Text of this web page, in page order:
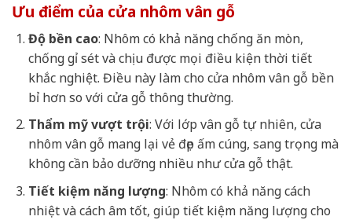
Ưu điểm của cửa nhôm vân gỗ
Độ bền cao: Nhôm có khả năng chống ăn mòn,
chống gỉ sét và chịu được mọi điều kiện thời tiết
khắc nghiệt. Điều này làm cho cửa nhôm vân gỗ bền
bỉ hơn so với cửa gỗ thông thường.
Thẩm mỹ vượt trội: Với lớp vân gỗ tự nhiên, cửa
nhôm vân gỗ mang lại vẻ đẹp ấm cúng, sang trọng mà
không cần bảo dưỡng nhiều như cửa gỗ thật.
Tiết kiệm năng lượng: Nhôm có khả năng cách
nhiệt và cách âm tốt, giúp tiết kiệm năng lượng cho